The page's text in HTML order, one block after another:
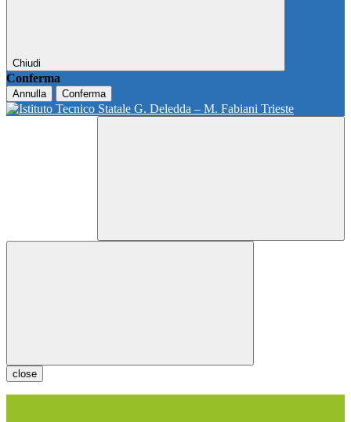
Chiudi
Conferma
Annulla Conferma
close